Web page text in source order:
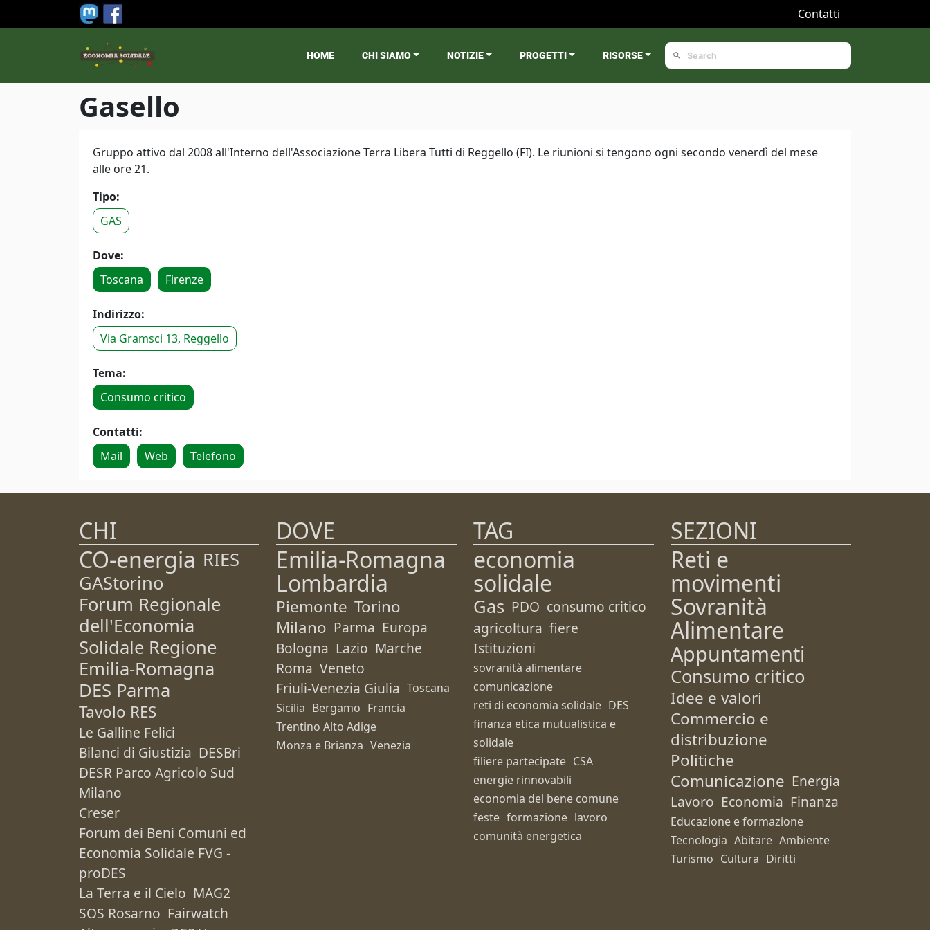
Salta al contenuto principale Contatti
Main menu
HOME CHI SIAMO NOTIZIE PROGETTI RISORSE
Gasello
Gruppo attivo dal 2008 all'Interno dell'Associazione Terra Libera Tutti di Reggello (FI). Le riunioni si tengono ogni secondo venerdì del mese
alle ore 21.
Tipo:
GAS
Dove:
Toscana
Firenze
Indirizzo:
Via Gramsci 13, Reggello
Tema:
Consumo critico
Contatti:
Mail
Web Telefono
CHI
CO-energia RIES
GAStorino
Forum Regionale
dell'Economia
Solidale Regione
Emilia-Romagna
DES Parma
Tavolo RES
Le Galline Felici
Bilanci di Giustizia DESBri
DESR Parco Agricolo Sud
Milano
Creser
Forum dei Beni Comuni ed
Economia Solidale FVG -
proDES
La Terra e il Cielo MAG2
SOS Rosarno Fairwatch
DOVE
Emilia-Romagna
Lombardia
Piemonte Torino
Milano Parma Europa
Bologna Lazio Marche
Roma Veneto
Friuli-Venezia Giulia Toscana
Sicilia Bergamo Francia
Trentino Alto Adige
Monza e Brianza Venezia
TAG
economia
solidale
Gas PDO consumo critico
agricoltura fiere
Istituzioni
sovranità alimentare
comunicazione
reti di economia solidale DES
finanza etica mutualistica e
solidale
filiere partecipate CSA
energie rinnovabili
economia del bene comune
feste formazione lavoro
comunità energetica
SEZIONI
Reti e
movimenti
Sovranità
Alimentare
Appuntamenti
Consumo critico
Idee e valori
Commercio e
distribuzione
Politiche
Comunicazione Energia
Lavoro Economia Finanza
Educazione e formazione
Tecnologia Abitare Ambiente
Turismo Cultura Diritti